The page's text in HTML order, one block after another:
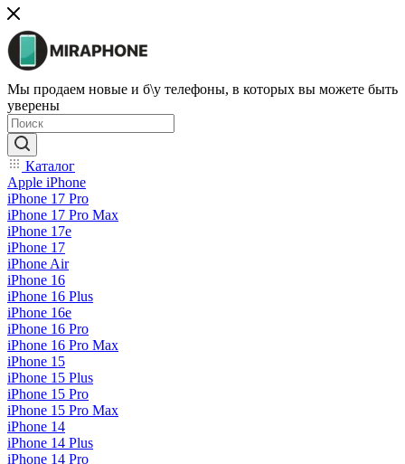
Мы продаем новые и б\у телефоны, в которых вы можете быть
уверены
Каталог
Apple iPhone
iPhone 17 Pro
iPhone 17 Pro Max
iPhone 17e
iPhone 17
iPhone Air
iPhone 16
iPhone 16 Plus
iPhone 16e
iPhone 16 Pro
iPhone 16 Pro Max
iPhone 15
iPhone 15 Plus
iPhone 15 Pro
iPhone 15 Pro Max
iPhone 14
iPhone 14 Plus
iPhone 14 Pro